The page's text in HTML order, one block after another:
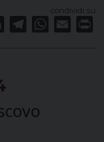
condividi su
LinkedInTelegramWhatsApp
Email